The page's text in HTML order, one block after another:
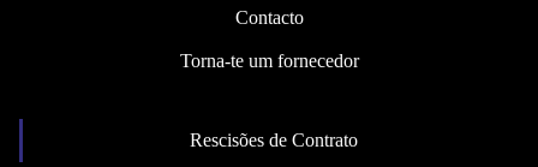
Contacto
Torna-te um fornecedor
Rescisões de Contrato